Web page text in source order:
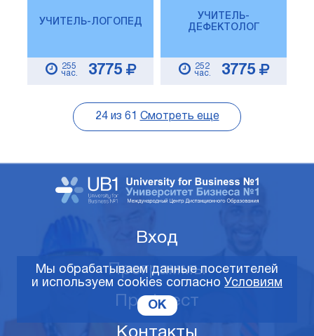
УЧИТЕЛЬ-ЛОГОПЕД
255
час.
3775
УЧИТЕЛЬ-
ДЕФЕКТОЛОГ
252
час.
3775
24из 61 Смотреть еще
Вход
Программы
Профтест
Контакты
Мы обрабатываем данные посетителей
и используем cookies согласно Условиям
OK